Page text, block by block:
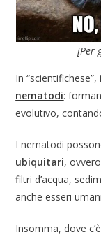
[Per
In
nematodi:
evolutivo,
I nematodi
ubiquitari,
filtri d’acqua,
anche esseri
Insomma, dove